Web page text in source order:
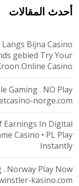
ما؟
أحدث المقالات
Bijna Casino
gebied Try Your
Online Casino
Gaming . NO Play
norge.com/
Earnings In Digital
Casino • PL Play
Instantly
. Norway Play Now
kasino.com/